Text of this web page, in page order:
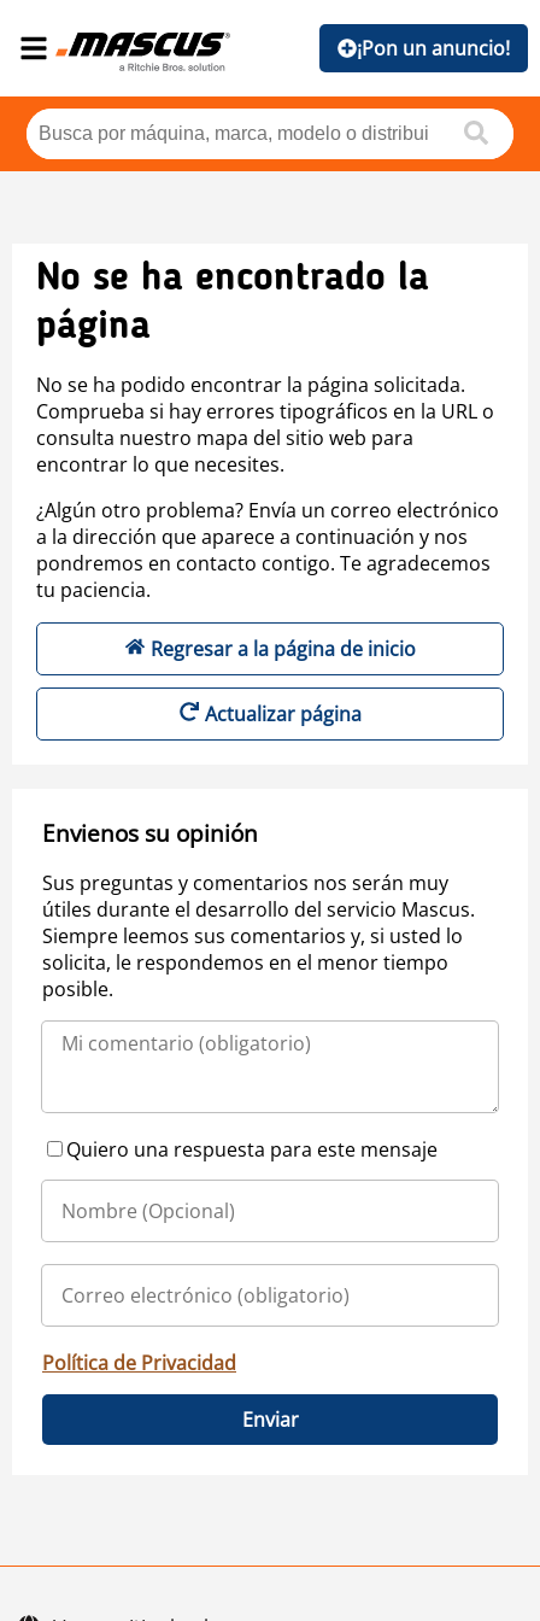
¡Pon un anuncio!
No se ha encontrado la
página
No se ha podido encontrar la página solicitada.
Comprueba si hay errores tipográficos en la URL o
consulta nuestro mapa del sitio web para
encontrar lo que necesites.
¿Algún otro problema? Envía un correo electrónico
a la dirección que aparece a continuación y nos
pondremos en contacto contigo. Te agradecemos
tu paciencia.
Regresar a la página de inicio
Actualizar página
Envienos su opinión
Sus preguntas y comentarios nos serán muy
útiles durante el desarrollo del servicio Mascus.
Siempre leemos sus comentarios y, si usted lo
solicita, le respondemos en el menor tiempo
posible.
Quiero una respuesta para este mensaje
Política de Privacidad
Enviar